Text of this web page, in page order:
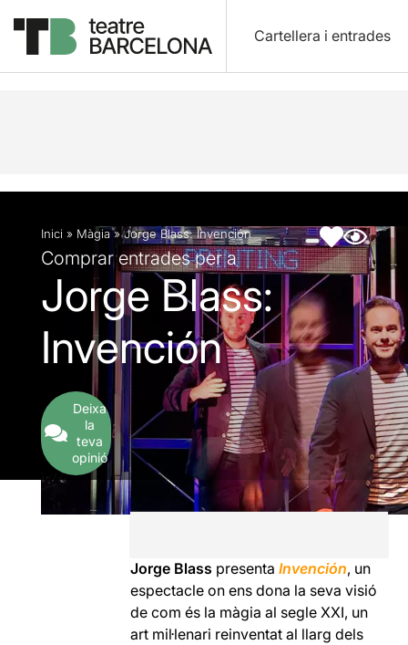
Cartellera i entrades
Descripció Fitxa artística Fotos i vídeos
Inici » Màgia»Jorge Blass: Invención
Comprar entrades per a
Jorge Blass:
Invención
Deixa
la
teva
opinió
Jorge Blass presentaInvención, un
espectacle on ens dona la seva visió
de com és la màgia al segle XXI, un
art mil·lenari reinventat al llarg dels